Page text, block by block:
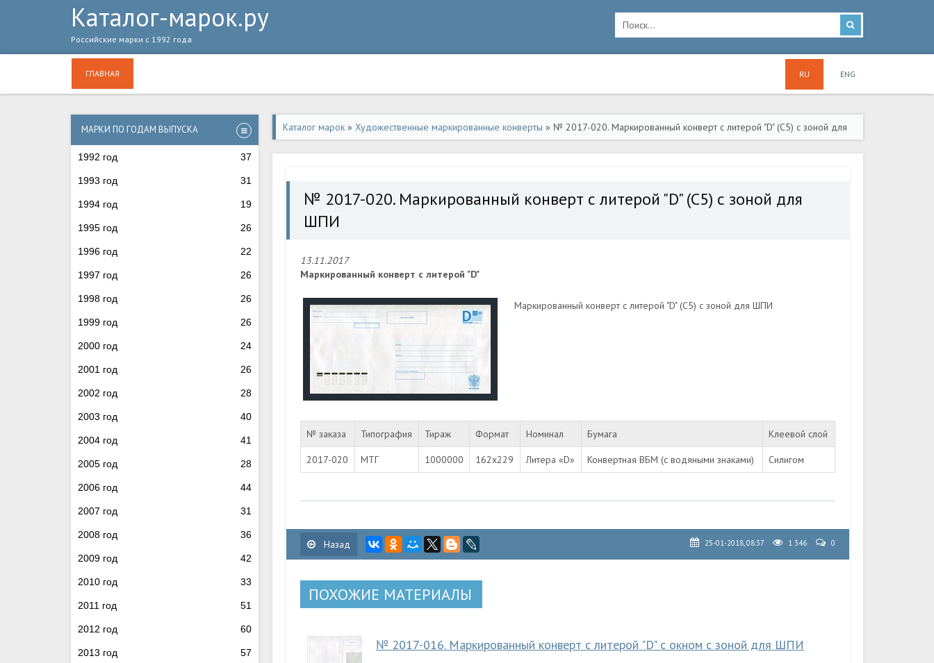
Каталог-марок.ру
Российские марки с 1992 года
ГЛАВНАЯ RU ENG
МАРКИ ПО ГОДАМ ВЫПУСКА
1992 год 37
1993 год 31
1994 год 19
1995 год 26
1996 год 22
1997 год 26
1998 год 26
1999 год 26
2000 год 24
2001 год 26
2002 год 28
2003 год 40
2004 год 41
2005 год 28
2006 год 44
2007 год 31
2008 год 36
2009 год 42
2010 год 33
2011 год 51
2012 год 60
2013 год 57
Каталог марок » Художественные маркированные конверты » № 2017-020. Маркированный конверт с литерой "D" (C5) с зоной для
ШПИ
№ 2017-020. Маркированный конверт с литерой "D" (C5) с зоной для
ШПИ
13.11.2017
Маркированный конверт с литерой "D"
Маркированный конверт с литерой "D" (C5) с зоной для ШПИ
№ заказа Типография Тираж Формат Номинал Бумага Клеевой слой
2017-020 МТГ 1000000 162х229 Литера «D» Конвертная ВБМ (с водяными знаками) Силигом
Назад 25-01-2018, 08:37 1 346 0
ПОХОЖИЕ МАТЕРИАЛЫ
№ 2017-016. Маркированный конверт с литерой "D" с окном с зоной для ШПИ